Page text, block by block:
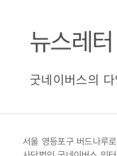
뉴스레
굿네이버스의
서울 영등포구 버드나루